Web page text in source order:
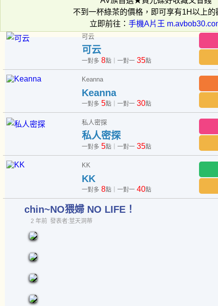
不到一杯綠茶的價格，即可享有1H以上的
立即前往： 手機A片王
可云
可云
一對多 8點｜一對一35點
Keanna
Keanna
一對多 5點｜一對一30點
私人密探
私人密探
一對多 5點｜一對一35點
KK
KK
一對多 8點｜一對一40點
chin~NO猥婦 NO LIFE！
2 年前 發表者:莖天洞蒂